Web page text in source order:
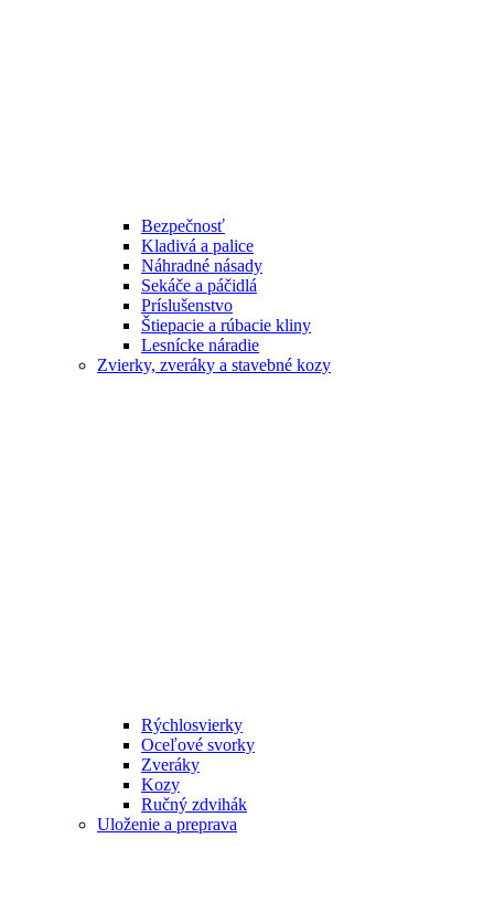
Bezpečnosť
Kladivá a palice
Náhradné násady
Sekáče a páčidlá
Príslušenstvo
Štiepacie a rúbacie kliny
Lesnícke náradie
Zvierky, zveráky a stavebné kozy
Rýchlosvierky
Oceľové svorky
Zveráky
Kozy
Ručný zdvihák
Uloženie a preprava